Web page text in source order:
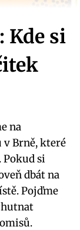
Kde si
na
Brně, které
Pokud si
dbát na
Pojďme